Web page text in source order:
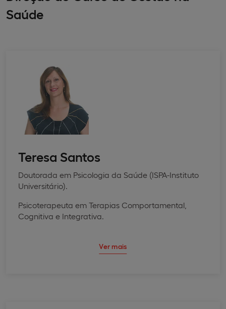
Saúde
Teresa Santos
Doutorada em Psicologia da Saúde (ISPA-Instituto
Universitário).
Psicoterapeuta em Terapias Comportamental,
Cognitiva e Integrativa.
Ver mais